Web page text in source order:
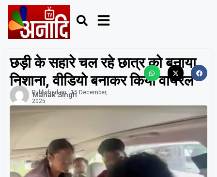
छड़ी के सहारे चल रहे छात्र को बनाया
निशाना, वीडियो बनाकर किया वायरल
Mahak Singh
Published on : 15 December,
2025